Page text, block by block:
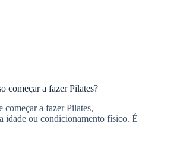
começar a fazer Pilates?
começar a fazer Pilates,
idade ou condicionamento físico. É